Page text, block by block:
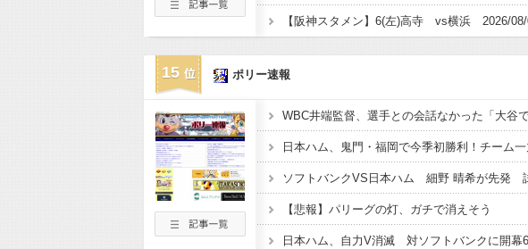
15 ポリー速報
【悲報】パリーグの灯、ガチで消えそう